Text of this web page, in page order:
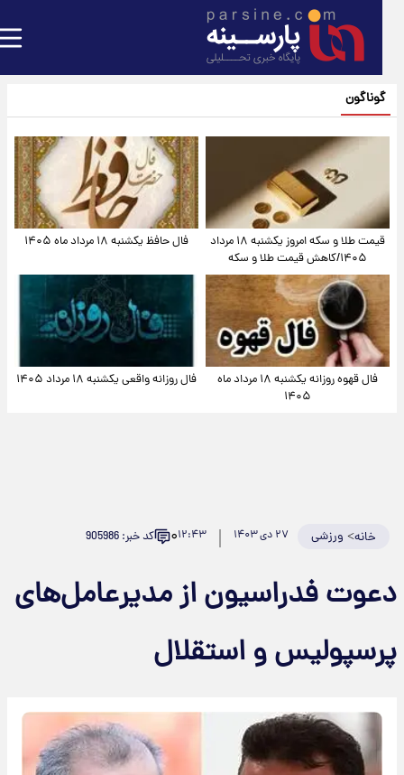
گوناگون
قیمت طلا و سکه امروز یکشنبه ۱۸ مرداد
۱۴۰۵/کاهش قیمت طلا و سکه
فال حافظ یکشنبه ۱۸ مرداد ماه ۱۴۰۵
فال قهوه روزانه یکشنبه ۱۸ مرداد ماه
۱۴۰۵
فال روزانه واقعی یکشنبه ۱۸ مرداد ۱۴۰۵
خانه>ورزشی ۲۷ دی ۱۴۰۳ ۱۲:۴۳۰ کد خبر: 905986
فدراسیون از مدیرعامل‌های
و استقلال